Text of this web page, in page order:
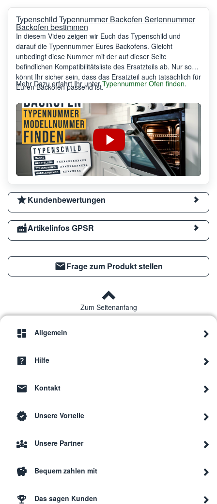
Typenschild Typennummer Backofen Seriennummer
Backofen bestimmen
In diesem Video zeigen wir Euch das Typenschild und
darauf die Typennummer Eures Backofens. Gleicht
unbedingt diese Nummer mit der auf dieser Seite
befindlichen Kompatibilitätsliste des Ersatzteils ab. Nur so
könnt Ihr sicher sein, dass das Ersatzteil auch tatsächlich für
Euren Backofen passend ist.
Mehr Dazu erfahrt Ihr unterTypennummer Ofen finden.
Kundenbewertungen
Artikelinfos GPSR
Frage zum Produkt stellen
Zum Seitenanfang
Allgemein
Hilfe
Kontakt
Unsere Vorteile
Unsere Partner
Bequem zahlen mit
Das sagen Kunden